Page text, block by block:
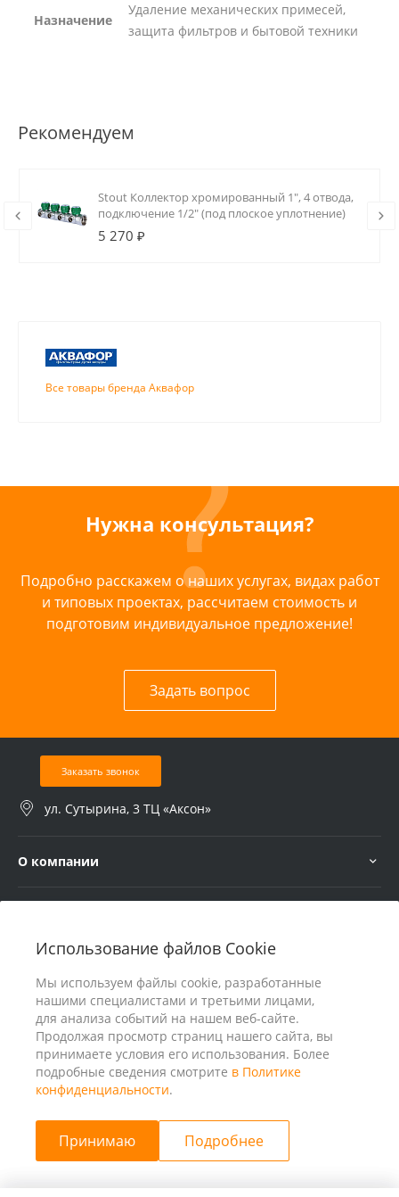
Использование файлов Cookie
Мы используем файлы cookie, разработанные
нашими специалистами и третьими лицами,
для анализа событий на нашем веб-сайте.
Продолжая просмотр страниц нашего сайта, вы
принимаете условия его использования. Более
подробные сведения смотрите в Политике
конфиденциальности.
Принимаю Подробнее
Назначение
Удаление механических примесей,
защита фильтров и бытовой техники
Рекомендуем
Stout Коллектор хромированный 1", 4 отвода,
подключение 1/2" (под плоское уплотнение)
5 270 ₽
Все товары бренда Аквафор
Нужна консультация?
Подробно расскажем о наших услугах, видах работ
и типовых проектах, рассчитаем стоимость и
подготовим индивидуальное предложение!
Задать вопрос
Заказать звонок
ул. Сутырина, 3 ТЦ «Аксон»
О компании